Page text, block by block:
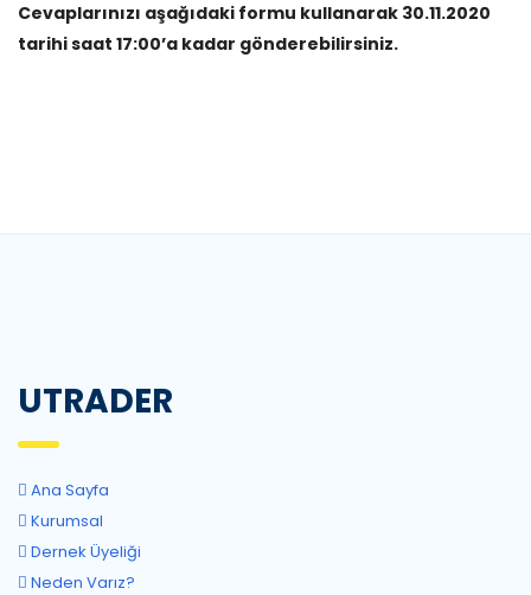
Cevaplarınızı aşağıdaki formu kullanarak 30.11.2020
tarihi saat 17:00’a kadar gönderebilirsiniz.
UTRADER
Ana Sayfa
Kurumsal
Dernek Üyeliği
Neden Varız?